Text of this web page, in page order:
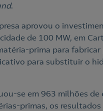
.
aprovou o
de 100 MW, em
prima para fabricar
para substituir o
se em 963 milhões de
primas, os resultados